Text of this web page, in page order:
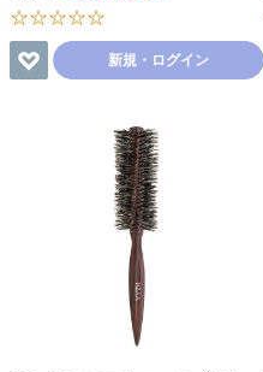
☆☆☆☆☆
新規・ログイン